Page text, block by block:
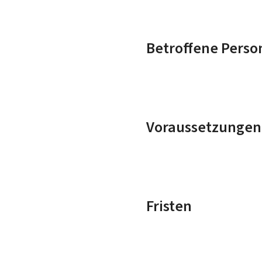
Betroffene
Voraussetzungen
Fristen